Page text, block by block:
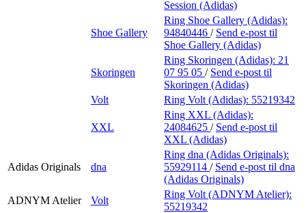
Session (Adidas)
Shoe Gallery
Ring Shoe Gallery (Adidas):
94840446 / Send e-post til
Shoe Gallery (Adidas)
Skoringen
Ring Skoringen (Adidas): 21
07 95 05 / Send e-post til
Skoringen (Adidas)
Volt
Ring Volt (Adidas): 55219342
XXL
Ring XXL (Adidas):
24084625 / Send e-post til
XXL (Adidas)
Adidas Originals dna
Ring dna (Adidas Originals):
55929114 / Send e-post til dna
(Adidas Originals)
ADNYM Atelier
Volt
Ring Volt (ADNYM Atelier):
55219342